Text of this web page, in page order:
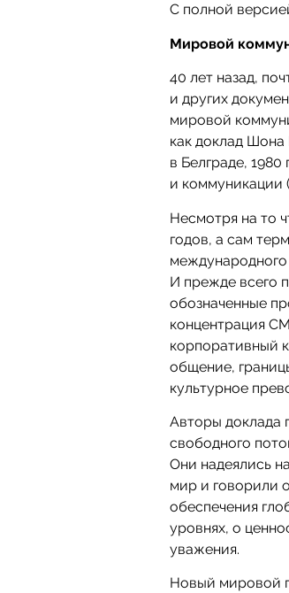
С полной
Мировой
40 лет назад,
и других
мировой
как доклад
в Белграде,
и коммуникации
Несмотря на то
годов, а сам
международного
И прежде всего
обозначенные
концентрация
корпоративный
общение,
культурное
Авторы доклада
свободного
Они надеялись
мир и говорили
обеспечения
уровнях, о
уважения.
Новый мировой